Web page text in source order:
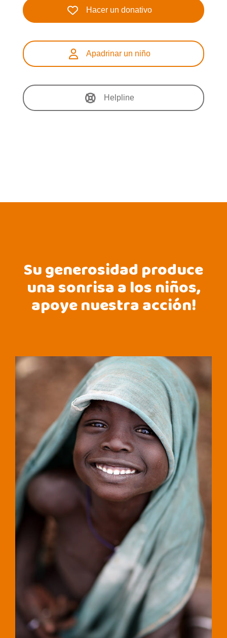
Hacer un donativo
Apadrinar un niño
Helpline
Su generosidad produce
una sonrisa a los niños,
apoye nuestra acción!